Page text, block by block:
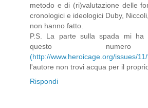
metodo e di (ri)valutazione delle
cronologici e ideologici Duby,
non hanno fatto.
P.S. La parte sulla spada mi ha
questo numero
(http://www.heroicage.org/issues/11/
l'autore non trovi acqua per il
Rispondi